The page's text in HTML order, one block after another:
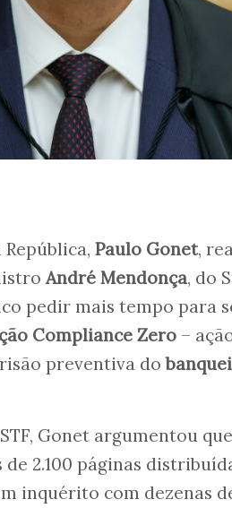
Paulo Gonet,
André Mendonça, do
pedir mais tempo para
Compliance Zero –
preventiva do
Gonet argumentou
2.100 páginas
inquérito com dezenas